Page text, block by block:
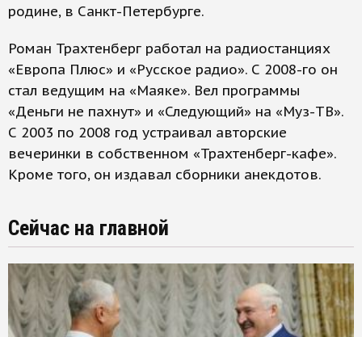
родине, в Санкт-Петербурге.
Роман Трахтенберг работал на радиостанциях
«Европа Плюс» и «Русское радио». С 2008-го он
стал ведущим на «Маяке». Вел программы
«Деньги не пахнут» и «Следующий» на «Муз-ТВ».
С 2003 по 2008 год устраивал авторские
вечеринки в собственном «Трахтенберг-кафе».
Кроме того, он издавал сборники анекдотов.
Сейчас на главной